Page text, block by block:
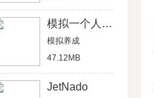
模拟一个人一生
模拟养成
47.12MB
JetNado